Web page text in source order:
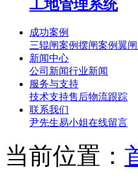
工地管理系统
成功案例
三辊闸案例摆闸案例 翼
新闻中心
公司新闻行业新闻
服务与支持
技术支持售后物流跟踪
联系我们
尹先生易小姐在线留言
当前位置：